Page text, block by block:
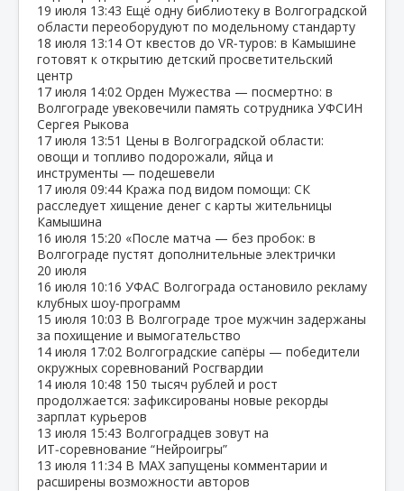
19 июля 13:43 Ещё одну библиотеку в Волгоградской
области переоборудуют по модельному стандарту
18 июля 13:14 От квестов до VR‑туров: в Камышине
готовят к открытию детский просветительский
центр
17 июля 14:02 Орден Мужества — посмертно: в
Волгограде увековечили память сотрудника УФСИН
Сергея Рыкова
17 июля 13:51 Цены в Волгоградской области:
овощи и топливо подорожали, яйца и
инструменты — подешевели
17 июля 09:44 Кража под видом помощи: СК
расследует хищение денег с карты жительницы
Камышина
16 июля 15:20 «После матча — без пробок: в
Волгограде пустят дополнительные электрички
20 июля
16 июля 10:16 УФАС Волгограда остановило рекламу
клубных шоу‑программ
15 июля 10:03 В Волгограде трое мужчин задержаны
за похищение и вымогательство
14 июля 17:02 Волгоградские сапёры — победители
окружных соревнований Росгвардии
14 июля 10:48 150 тысяч рублей и рост
продолжается: зафиксированы новые рекорды
зарплат курьеров
13 июля 15:43 Волгоградцев зовут на
ИТ‑соревнование “Нейроигры”
13 июля 11:34 В МАХ запущены комментарии и
расширены возможности авторов